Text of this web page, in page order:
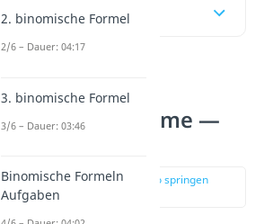
Inhaltsübersicht
Lineare
Gleichungssysteme —
zur Stelle im Video springen
2. binomische Formel
2/6 – Dauer: 04:17
3. binomische Formel
3/6 – Dauer: 03:46
Binomische Formeln
Aufgaben